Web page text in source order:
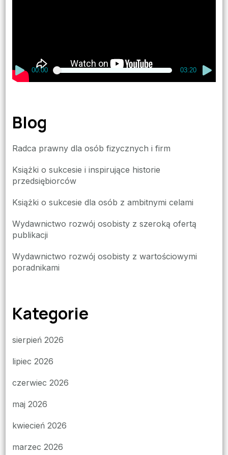
00:00 03:20
Blog
Radca prawny dla osób fizycznych i firm
Książki o sukcesie i inspirujące historie
przedsiębiorców
Książki o sukcesie dla osób z ambitnymi celami
Wydawnictwo rozwój osobisty z szeroką ofertą
publikacji
Wydawnictwo rozwój osobisty z wartościowymi
poradnikami
Kategorie
sierpień 2026
lipiec 2026
czerwiec 2026
maj 2026
kwiecień 2026
marzec 2026